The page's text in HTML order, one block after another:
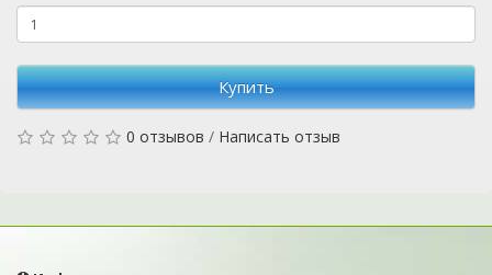
Купить
0 отзывов / Написать отзыв